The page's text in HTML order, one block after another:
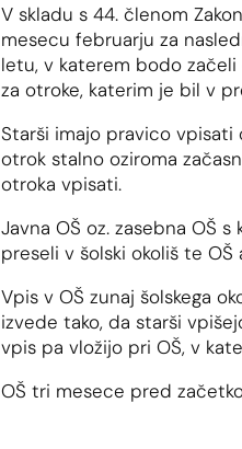
V skladu s 44. členom
mesecu februarju za
letu, v katerem bodo
za otroke, katerim je bil v
Starši imajo pravico vpisati
otrok stalno oziroma
otroka vpisati.
Javna OŠ oz. zasebna OŠ
preseli v šolski okoliš te
Vpis v OŠ zunaj šolskega
izvede tako, da starši
vpis pa vložijo pri OŠ, v
OŠ tri mesece pred